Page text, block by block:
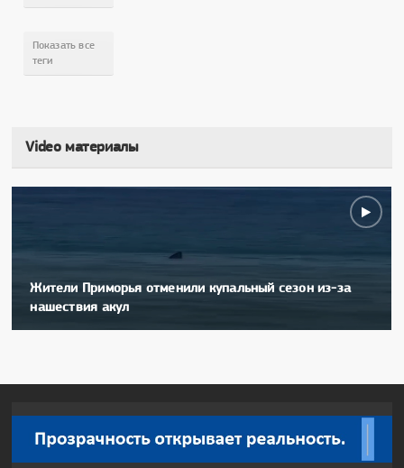
Показать все
теги
Video материалы
Жители Приморья отменили купальный сезон из-за
нашествия акул